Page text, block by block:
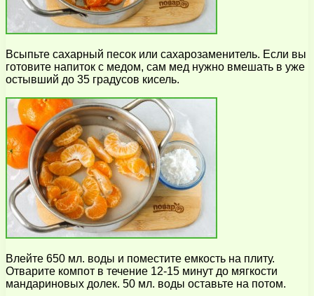
Всыпьте сахарный песок или сахарозаменитель. Если вы
готовите напиток с медом, сам мед нужно вмешать в уже
остывший до 35 градусов кисель.
Влейте 650 мл. воды и поместите емкость на плиту.
Отварите компот в течение 12-15 минут до мягкости
мандариновых долек. 50 мл. воды оставьте на потом.